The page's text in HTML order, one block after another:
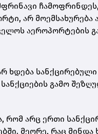
ჩამოფრინდეს,
არ მოემსახურება
აეროპორტების
ხდება
გამო
არც ერთი
მეორე, რაც მინდა